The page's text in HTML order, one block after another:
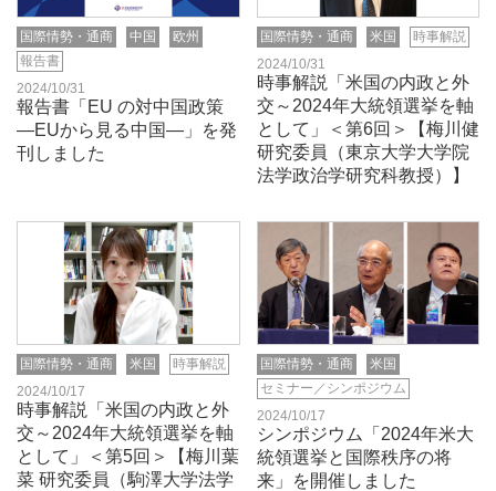
国際情勢・通商 中国
欧州
報告書
2024/10/31
報告書「EU の対中国政策
―EUから見る中国―」を発
刊しました
国際情勢・通商 米国
時事解説
2024/10/31
時事解説「米国の内政と外
交～2024年大統領選挙を軸
として」＜第6回＞【梅川健
研究委員（東京大学大学院
法学政治学研究科教授）】
国際情勢・通商 米国
時事解説
2024/10/17
時事解説「米国の内政と外
交～2024年大統領選挙を軸
として」＜第5回＞【梅川葉
菜 研究委員（駒澤大学法学
国際情勢・通商
米国
セミナー／シンポジウム
2024/10/17
シンポジウム「2024年米大
統領選挙と国際秩序の将
来」を開催しました